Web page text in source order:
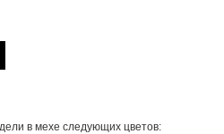
в мехе следующих цветов: